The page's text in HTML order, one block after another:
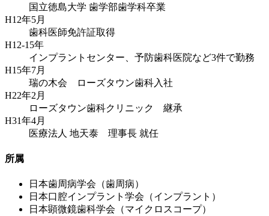
国立徳島大学 歯学部歯学科卒業
H12年5月
歯科医師免許証取得
H12-15年
インプラントセンター、予防歯科医院など3件で勤務
H15年7月
瑞の木会 ローズタウン歯科入社
H22年2月
ローズタウン歯科クリニック 継承
H31年4月
医療法人 地天泰 理事長 就任
所属
日本歯周病学会（歯周病）
日本口腔インプラント学会（インプラント）
日本顕微鏡歯科学会（マイクロスコープ）